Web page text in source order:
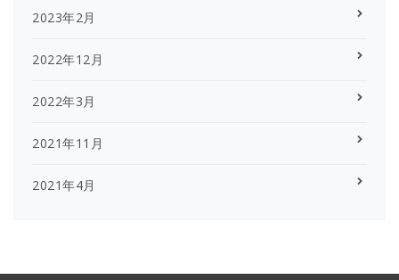
2023年2月
2022年12月
2022年3月
2021年11月
2021年4月